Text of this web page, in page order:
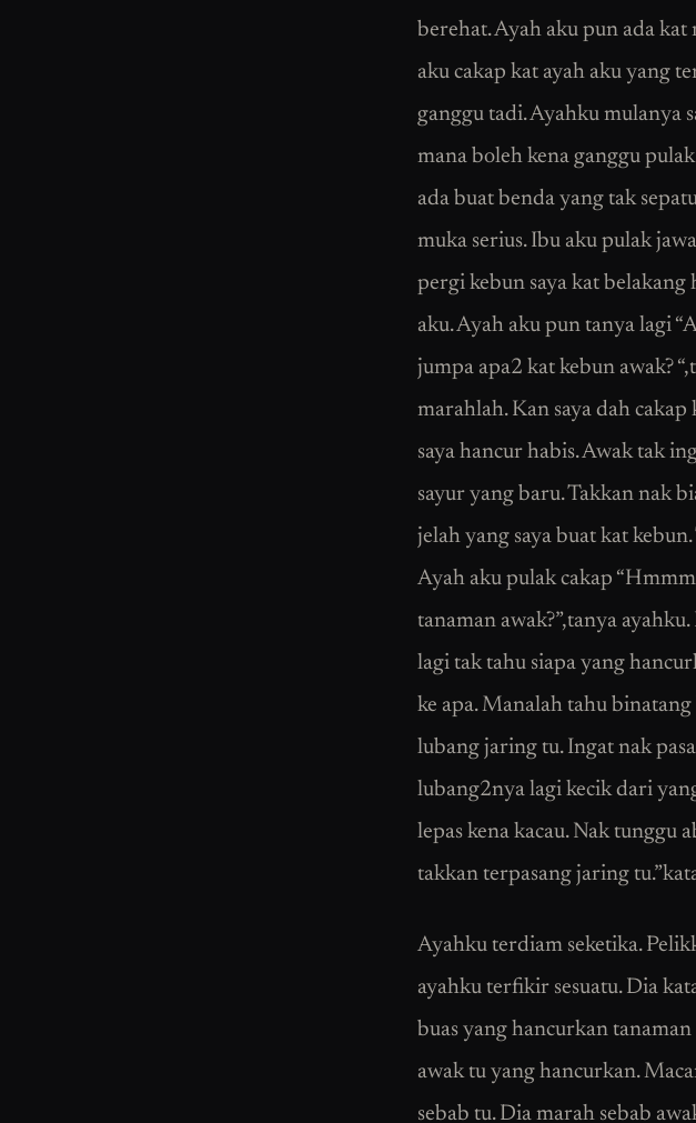
berehat. Ayah aku pun ada
aku cakap kat ayah aku yang
ganggu tadi. Ayahku mulanya
mana boleh kena ganggu
ada buat benda yang tak
muka serius. Ibu aku pulak
pergi kebun saya kat belakang
aku. Ayah aku pun tanya lagi
jumpa apa2 kat kebun awak?
marahlah. Kan saya dah
saya hancur habis. Awak tak
sayur yang baru. Takkan nak
jelah yang saya buat kat
Ayah aku pulak cakap
tanaman awak?”,tanya
lagi tak tahu siapa yang
ke apa. Manalah tahu
lubang jaring tu. Ingat nak
lubang2nya lagi kecik dari
lepas kena kacau. Nak tunggu
takkan terpasang jaring
Ayahku terdiam seketika.
ayahku terfikir sesuatu. Dia
buas yang hancurkan tanaman
awak tu yang hancurkan.
sebab tu. Dia marah sebab